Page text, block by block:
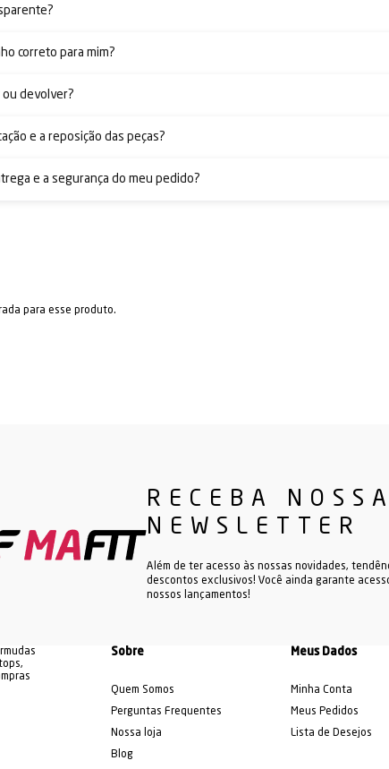
correto para mim?
ou devolver?
e a reposição das peças?
e a segurança do meu pedido?
para esse produto.
RECEBA NOSSA
NEWSLETTER
Além de ter acesso às nossas novidades,
descontos exclusivos! Você ainda garante
nossos lançamentos!
Sobre
Quem Somos
Perguntas Frequentes
Nossa loja
Blog
Meus Dados
Minha Conta
Meus Pedidos
Lista de Desejos